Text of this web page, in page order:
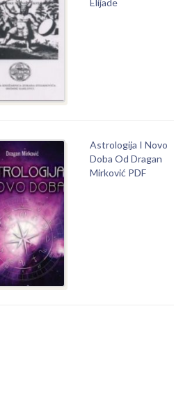
Astrologija I Novo
Doba Od Dragan
Mirković PDF